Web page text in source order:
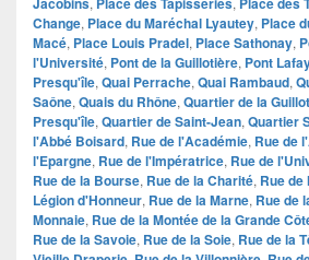
Change, Place du Maréchal Lyautey, Place
Macé, Place Louis Pradel, Place Sathonay,
l'Université, Pont de la Guillotière, Pont
Presqu'île, Quai Perrache, Quai Rambaud,
Saône, Quais du Rhône, Quartier de la
Presqu'île, Quartier de Saint-Jean, Quartier
l'Abbé Boisard, Rue de l'Académie, Rue de
l'Epargne, Rue de l'Impératrice, Rue de
Rue de la Bourse, Rue de la Charité, Rue de
Légion d'Honneur, Rue de la Marne, Rue de
Monnaie, Rue de la Montée de la Grande
Rue de la Savoie, Rue de la Soie, Rue de la